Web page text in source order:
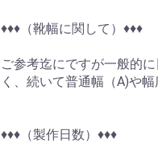
♦︎♦︎♦︎（靴幅に関して）♦︎♦︎♦︎
ご参考迄にですが一般的
く、続いて普通幅（A)や
♦︎♦︎♦︎（製作日数）♦︎♦︎♦︎